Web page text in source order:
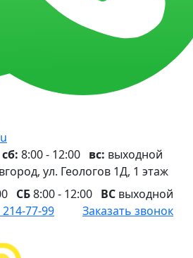
сб: 8:00 - 12:00 вс: выходной
ул. Геологов 1Д, 1 этаж
СБ8:00 - 12:00 ВС выходной
77-99
Заказать звонок